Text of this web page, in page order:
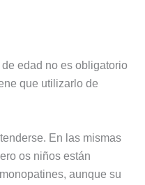
edad no es obligatorio
que utilizarlo de
En las mismas
os niños están
aunque su